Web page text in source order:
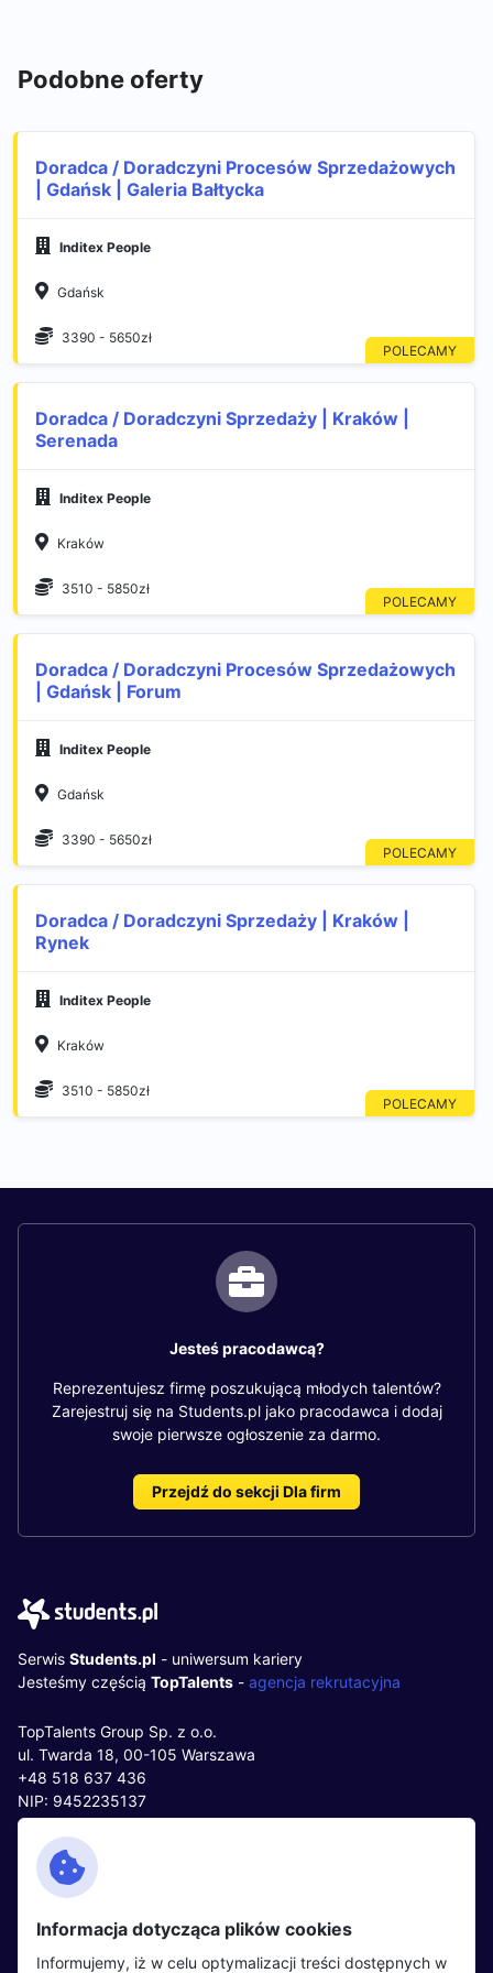
Podobne oferty
Doradca / Doradczyni Procesów Sprzedażowych
| Gdańsk | Galeria Bałtycka
Inditex People
Gdańsk
3390 - 5650zł
Doradca / Doradczyni Sprzedaży | Kraków |
Serenada
Inditex People
Kraków
3510 - 5850zł
Doradca / Doradczyni Procesów Sprzedażowych
| Gdańsk | Forum
Inditex People
Gdańsk
3390 - 5650zł
Doradca / Doradczyni Sprzedaży | Kraków |
Rynek
Inditex People
Kraków
3510 - 5850zł
Jesteś pracodawcą?
Reprezentujesz firmę poszukującą młodych talentów?
Zarejestruj się na Students.pl jako pracodawca i dodaj
swoje pierwsze ogłoszenie za darmo.
Przejdź do sekcji Dla firm
Serwis Students.pl - uniwersum kariery
Jesteśmy częścią TopTalents - agencja rekrutacyjna
TopTalents Group Sp. z o.o.
ul. Twarda 18, 00-105 Warszawa
+48 518 637 436
NIP: 9452235137
Kontakt
Facebook
Twitter
LinkedIn
Partnerzy
Wydarzenia
Informacja dotycząca plików cookies
Informujemy, iż w celu optymalizacji treści dostępnych w